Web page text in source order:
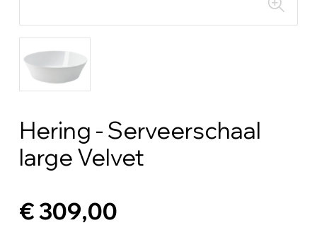
Hering - Serveerschaal
large Velvet
€ 309,00